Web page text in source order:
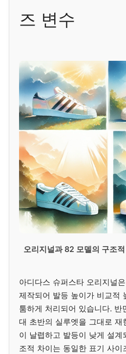
즈 변수
오리지널과 82 모델의 구조
아디다스 슈퍼스타 오리지널
제작되어 발등 높이가 비교적
툼하게 처리되어 있습니다.
대 초반의 실루엣을 그대로 재
이 날렵하고 발등이 낮게 설계
조적 차이는 동일한 표기 사이